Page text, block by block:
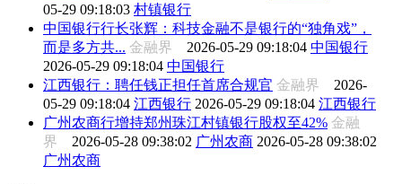
05-29 09:18:03 村镇银行
中国银行行长张辉：科技金融不是银行的“独角戏”，
而是多方共... 金融界 2026-05-29 09:18:04 中国银行
2026-05-29 09:18:04 中国银行
江西银行：聘任钱正担任首席合规官 金融界 2026-
05-29 09:18:04 江西银行 2026-05-29 09:18:04 江西银行
广州农商行增持郑州珠江村镇银行股权至42% 金融
界 2026-05-28 09:38:02 广州农商 2026-05-28 09:38:02
广州农商